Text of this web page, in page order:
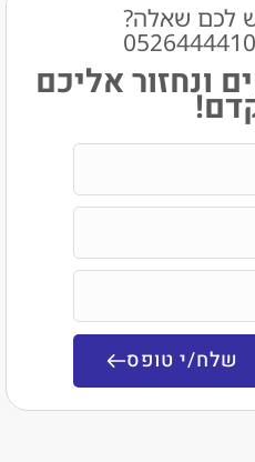
אליכם